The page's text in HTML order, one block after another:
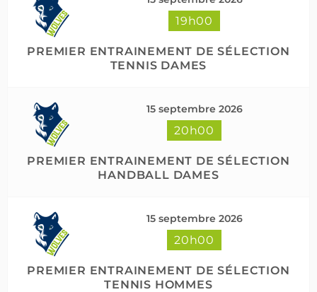
19h00
PREMIER ENTRAINEMENT DE SÉLECTION
TENNIS DAMES
15 septembre 2026
20h00
PREMIER ENTRAINEMENT DE SÉLECTION
HANDBALL DAMES
15 septembre 2026
20h00
PREMIER ENTRAINEMENT DE SÉLECTION
TENNIS HOMMES